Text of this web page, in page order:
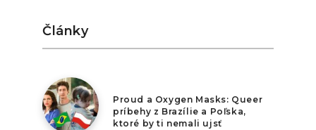
Články
Proud a Oxygen Masks: Queer
príbehy z Brazílie a Poľska,
ktoré by ti nemali ujsť